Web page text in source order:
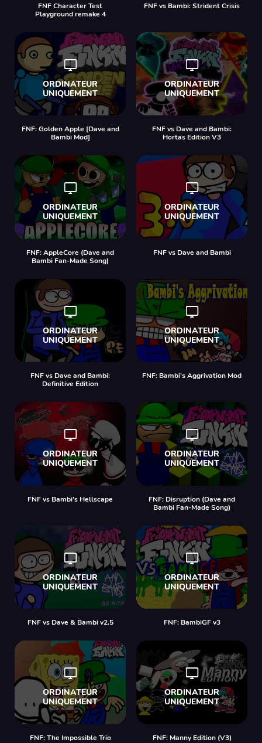
FNF Character Test
Playground remake 4
FNF vs Bambi: Strident Crisis
FNF: Golden Apple [Dave and
Bambi Mod]
FNF vs Dave and Bambi:
Hortas Edition V3
FNF: AppleCore (Dave and
Bambi Fan-Made Song)
FNF vs Dave and Bambi
FNF vs Dave and Bambi:
Definitive Edition
FNF: Bambi’s Aggrivation Mod
FNF vs Bambi’s Hellscape
FNF: Disruption (Dave and
Bambi Fan-Made Song)
FNF vs Dave & Bambi v2.5 FNF: BambiGF v3
FNF: The Impossible Trio FNF: Manny Edition (V3)